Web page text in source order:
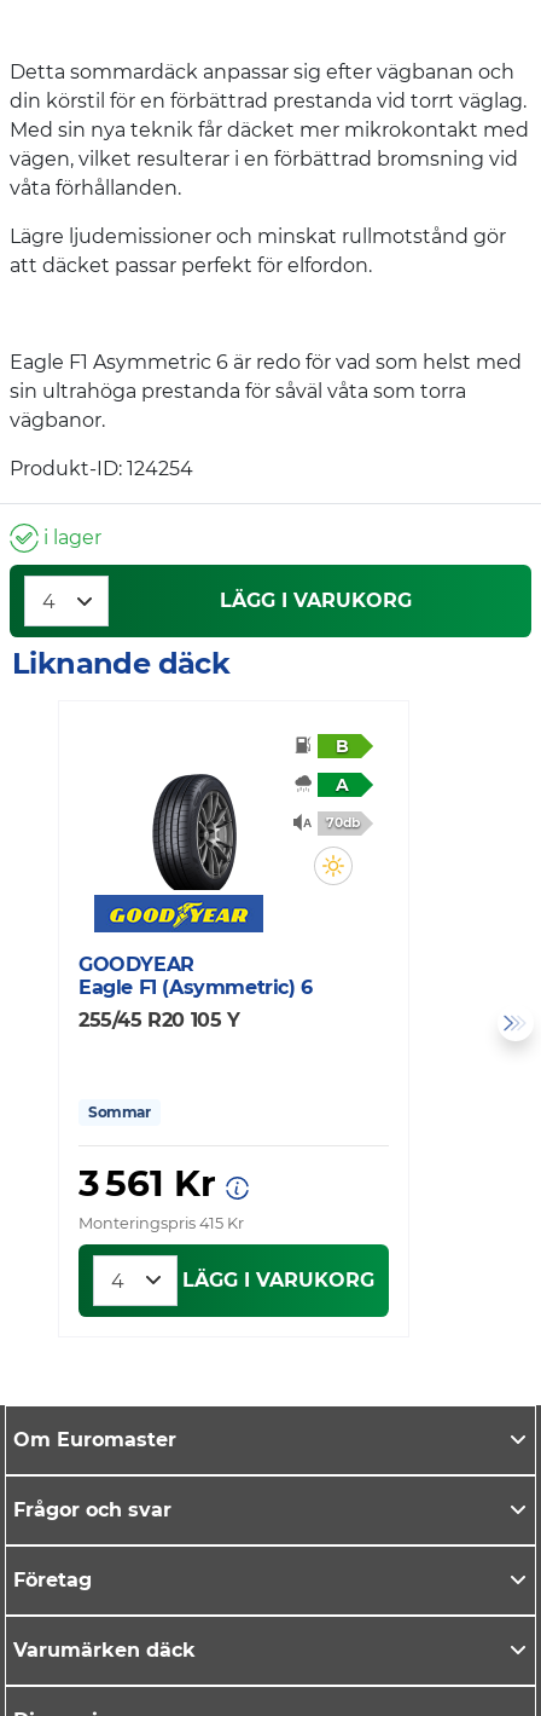
Detta sommardäck anpassar sig efter vägbanan och
din körstil för en förbättrad prestanda vid torrt väglag.
Med sin nya teknik får däcket mer mikrokontakt med
vägen, vilket resulterar i en förbättrad bromsning vid
våta förhållanden.
Lägre ljudemissioner och minskat rullmotstånd gör
att däcket passar perfekt för elfordon.
Eagle F1 Asymmetric 6 är redo för vad som helst med
sin ultrahöga prestanda för såväl våta som torra
vägbanor.
Produkt-ID: 124254
i lager
LÄGG I VARUKORG
Liknande däck
B
A
70db
GOODYEAR
Eagle F1 (Asymmetric) 6
255/45 R20 105 Y
Sommar
3 561 Kr
Monteringspris 415 Kr
LÄGG I VARUKORG
Om Euromaster
Frågor och svar
Företag
Varumärken däck